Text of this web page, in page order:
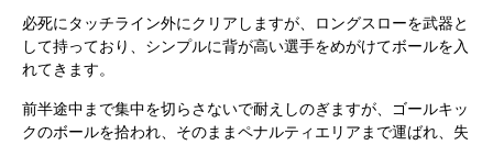
必死にタッチライン外にクリアしますが、ロングスローを武器と
して持っており、シンプルに背が高い選手をめがけてボールを入
れてきます。
前半途中まで集中を切らさないで耐えしのぎますが、ゴールキッ
クのボールを拾われ、そのままペナルティエリアまで運ばれ、失